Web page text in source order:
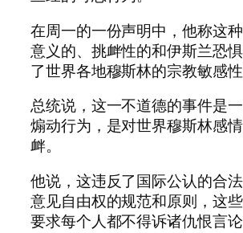
在周一的一份声明中，他称这
意义的、挑衅性的和伊斯兰恐
了世界各地穆斯林的宗教敏感性
总统说，这一不道德的事件是
煽动行为，是对世界穆斯林感
衅。
他说，这违反了国际公认的合
意见自由权的规范和原则，这
要求每个人都不得诉诸仇恨言